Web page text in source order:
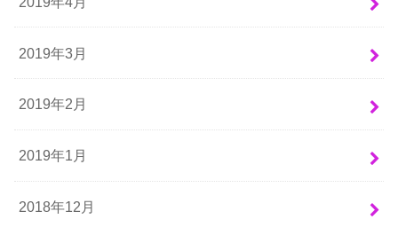
2019年3月
2019年2月
2019年1月
2018年12月